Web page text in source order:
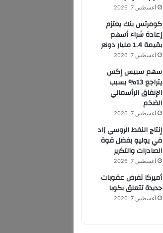
أغسطس 7, 2026
كومرتس بنك يعتزم
إعادة شراء أسهم
بقيمة 1.4 مليار دولار
أغسطس 7, 2026
سهم سبيس إكس
يتراجع 13% بسبب
الإنفاق الرأسمالي
الضخم
أغسطس 7, 2026
إنتاج النفط الروسي زاد
في يوليو بفضل قوة
الصادرات والتكرير
أغسطس 7, 2026
أميركا تفرض عقوبات
جديدة تتعلق بكوبا
أغسطس 7, 2026